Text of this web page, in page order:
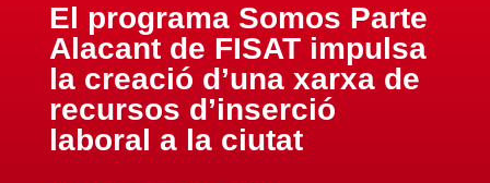
El programa Somos Parte
Alacant de FISAT impulsa
la creació d’una xarxa de
recursos d’inserció
laboral a la ciutat